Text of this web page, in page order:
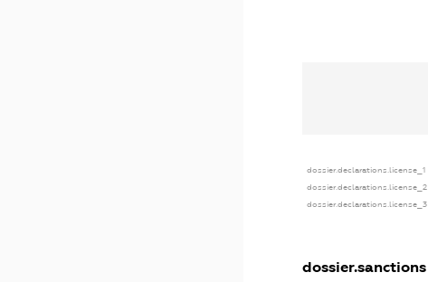
dossier.declarations.license_1
dossier.declarations.license_2
dossier.declarations.license_3
dossier.sanctions